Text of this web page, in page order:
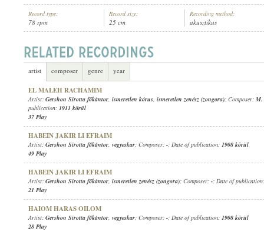
Record type:
78 rpm
Record size:
25 cm
Recording method:
akusztikus
artist composer genre year
EL MALEH RACHAMIM
Artist: Gershon Sirotta főkántor, ismeretlen kórus, ismeretlen zenész (zongora); Composer: M.
publication: 1911 körül
37 Play
HABEIN JAKIR LI EFRAIM
Artist: Gershon Sirotta főkántor, vegyeskar; Composer: -; Date of publication: 1908 körül
49 Play
HABEIN JAKIR LI EFRAIM
Artist: Gershon Sirotta főkántor, ismeretlen zenész (zongora); Composer: -; Date of
21 Play
HAIOM HARAS OILOM
Artist: Gershon Sirotta főkántor, vegyeskar; Composer: -; Date of publication: 1908 körül
28 Play